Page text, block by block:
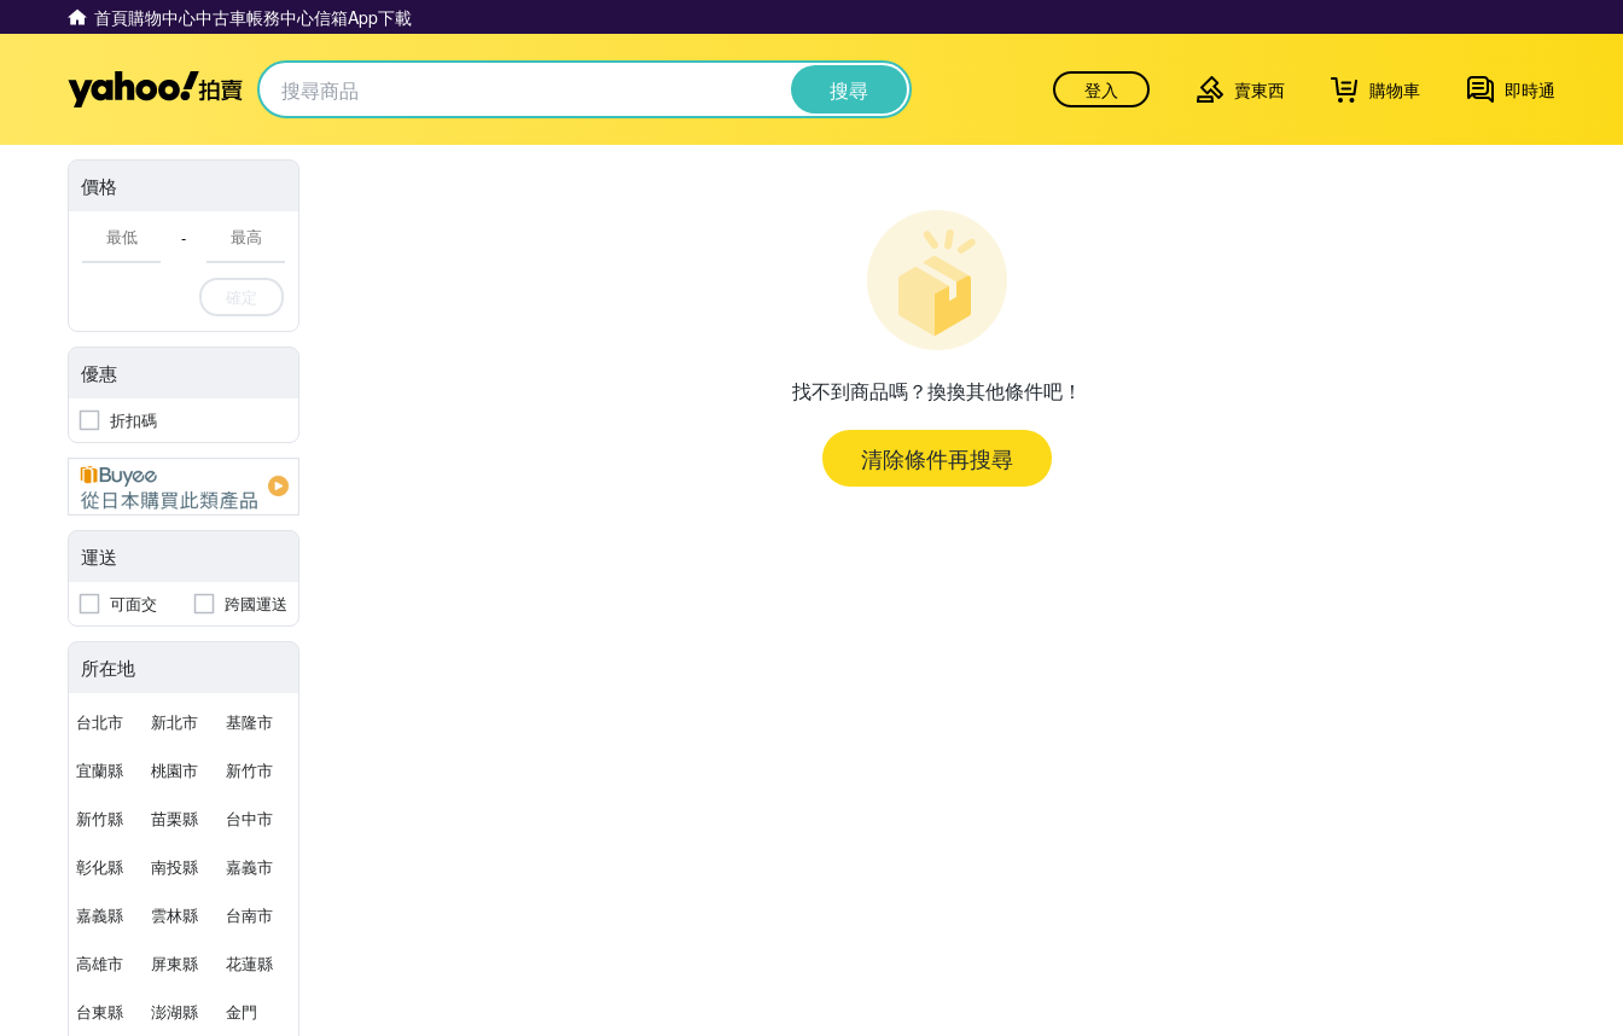
首頁購物中心中古車帳務中心信箱App下載
Yahoo拍賣 搜尋 登入 賣東西 購物車 即時通
價格
-
確定
優惠
折扣碼
運送
可面交 跨國運送
所在地
台北市 新北市 基隆市
宜蘭縣 桃園市 新竹市
新竹縣 苗栗縣 台中市
彰化縣 南投縣 嘉義市
嘉義縣 雲林縣 台南市
高雄市 屏東縣 花蓮縣
台東縣 澎湖縣 金門
找不到商品嗎？換換其他條件吧！
清除條件再搜尋